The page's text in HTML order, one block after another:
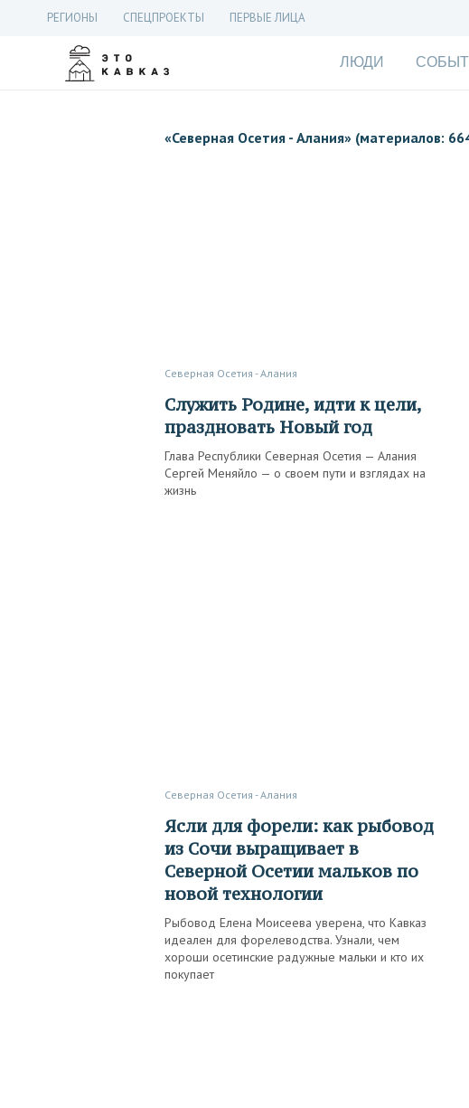
РЕГИОНЫ СПЕЦПРОЕКТЫ ПЕРВЫЕ ЛИЦА
ЛЮДИ
«Северная Осетия - Алания» (материалов:
Северная Осетия - Алания
Служить Родине, идти к цели,
праздновать Новый год
Глава Республики Северная Осетия — Алания
Сергей Меняйло — о своем пути и взглядах на
жизнь
Северная Осетия - Алания
Ясли для форели: как рыбовод
из Сочи выращивает в
Северной Осетии мальков по
новой технологии
Рыбовод Елена Моисеева уверена, что Кавказ
идеален для форелеводства. Узнали, чем
хороши осетинские радужные мальки и кто их
покупает